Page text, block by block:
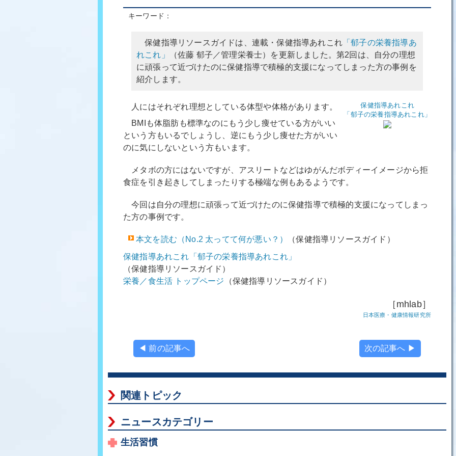
キーワード：
保健指導リソースガイドは、連載・保健指導あれこれ 「郁子の栄養指導あ
れこれ」
（佐藤 郁子／管理栄養士）を更新しました。第2回は、自分の理想
に頑張って近づけたのに保健指導で積極的支援になってしまった方の事例を
紹介します。
保健指導あれこれ
「郁子の栄養指導あれこれ」
人にはそれぞれ理想としている体型や体格があります。
BMIも体脂肪も標準なのにもう少し痩せている方がいい
という方もいるでしょうし、逆にもう少し痩せた方がいい
のに気にしないという方もいます。
メタボの方にはないですが、アスリートなどはゆがんだボディーイメージから拒
食症を引き起きしてしまったりする極端な例もあるようです。
今回は自分の理想に頑張って近づけたのに保健指導で積極的支援になってしまっ
た方の事例です。
本文を読む（No.2 太ってて何が悪い？）
（保健指導リソースガイド）
保健指導あれこれ「郁子の栄養指導あれこれ」
（保健指導リソースガイド）
栄養／食生活 トップページ （保健指導リソースガイド）
［mhlab］
日本医療・健康情報研究所
◀ 前の記事へ 次の記事へ ▶
関連トピック
ニュースカテゴリー
生活習慣